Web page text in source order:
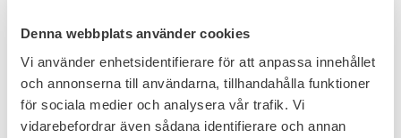
Denna webbplats använder cookies
Vi använder enhetsidentifierare för att anpassa innehållet
och annonserna till användarna, tillhandahålla funktioner
för sociala medier och analysera vår trafik. Vi
vidarebefordrar även sådana identifierare och annan
Lägg till i favoriter Lägg till i favoriter